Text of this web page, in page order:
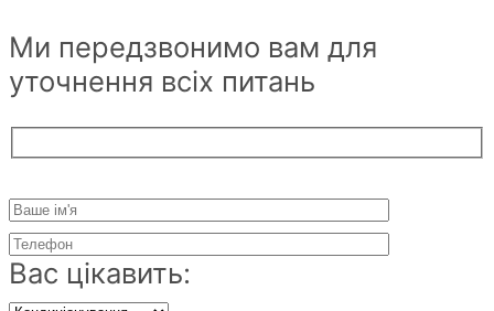
Ми передзвонимо вам для
уточнення всіх питань
Вас цікавить: